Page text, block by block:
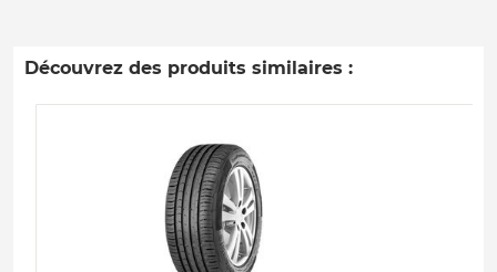
Découvrez des produits similaires :